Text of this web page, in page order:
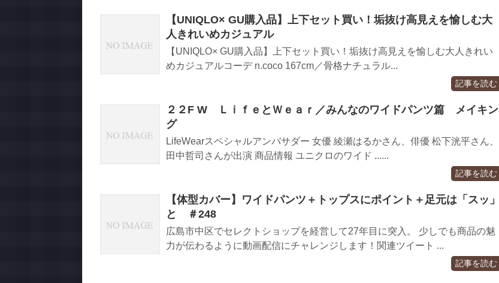
【UNIQLO× GU購入品】上下セット買い！垢抜け高見えを愉しむ大
人きれいめカジュアル
【UNIQLO× GU購入品】上下セット買い！垢抜け高見えを愉しむ大人きれい
めカジュアルコーデ n.coco 167cm／骨格ナチュラル...
記事を読む
２２F W ＬｉｆｅとＷｅａｒ／みんなのワイドパンツ篇 メイキン
グ
LifeWearスペシャルアンバサダー 女優 綾瀬はるかさん、俳優 松下洸平さん、
田中哲司さんが出演 商品情報 ユニクロのワイド ......
記事を読む
【体型カバー】ワイドパンツ＋トップスにポイント＋足元は「スッ」
と ＃248
広島市中区でセレクトショップを経営して27年目に突入。 少しでも商品の魅
力が伝わるように動画配信にチャレンジします！関連ツイート ...
記事を読む